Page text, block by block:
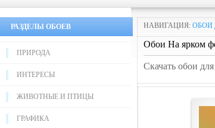
РАЗДЕЛЫ ОБОЕВ
ПРИРОДА
ИНТЕРЕСЫ
ЖИВОТНЫЕ И ПТИЦЫ
ГРАФИКА
НАВИГАЦИЯ: ОБОИ
Обои На ярком
Скачать обои